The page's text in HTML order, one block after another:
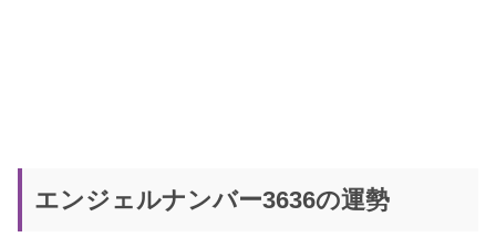
エンジェルナンバー3636の運勢